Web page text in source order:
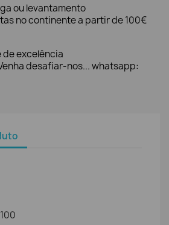
ou levantamento
no continente a partir de 100€
de excelência
desafiar-nos... whatsapp: